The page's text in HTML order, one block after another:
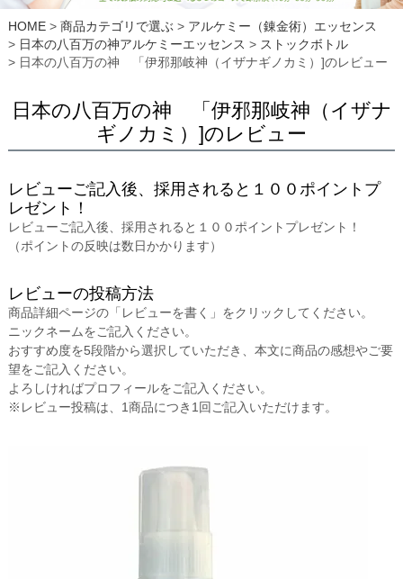
HOME 商品カテゴリで選ぶ
アルケミー（錬金術）エッセンス
日本の八百万の神アルケミーエッセンス
ストックボトル
日本の八百万の神 「伊邪那岐神（イザナギノカミ）]のレビュー
日本の八百万の神 「伊邪那岐神（イザナ
ギノカミ）]のレビュー
レビューご記入後、採用されると１００ポイントプ
レゼント！
レビューご記入後、採用されると１００ポイントプレゼント！
（ポイントの反映は数日かかります）
レビューの投稿方法
商品詳細ページの「レビューを書く」をクリックしてください。
ニックネームをご記入ください。
おすすめ度を5段階から選択していただき、本文に商品の感想やご要
望をご記入ください。
よろしければプロフィールをご記入ください。
※レビュー投稿は、1商品につき1回ご記入いただけます。